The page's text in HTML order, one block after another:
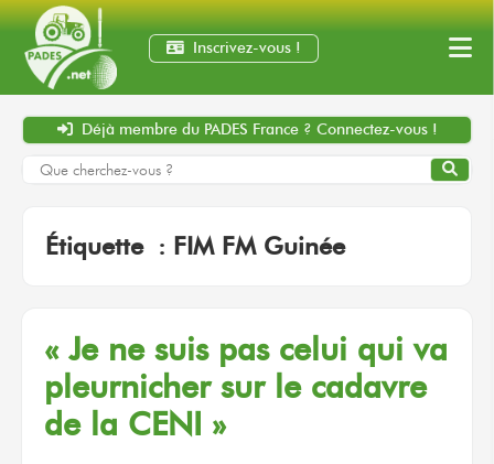
Inscrivez-vous !
Déjà membre du PADES France ? Connectez-vous !
Étiquette : FIM FM Guinée
« Je ne suis pas celui qui va
pleurnicher sur le cadavre
de la CENI »